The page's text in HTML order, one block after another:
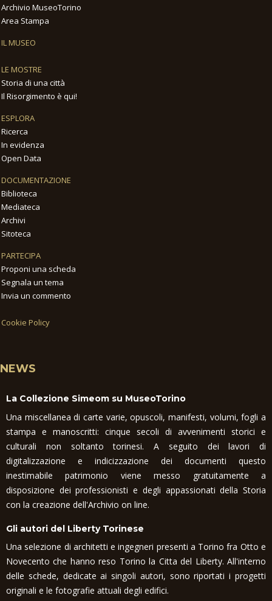
Archivio MuseoTorino
Area Stampa
IL MUSEO
LE MOSTRE
Storia di una città
Il Risorgimento è qui!
ESPLORA
Ricerca
In evidenza
Open Data
DOCUMENTAZIONE
Biblioteca
Mediateca
Archivi
Sitoteca
PARTECIPA
Proponi una scheda
Segnala un tema
Invia un commento
Cookie Policy
NEWS
La Collezione Simeom su MuseoTorino
Una miscellanea di carte varie, opuscoli, manifesti, volumi, fogli a
stampa e manoscritti: cinque secoli di avvenimenti storici e
culturali non soltanto torinesi. A seguito dei lavori di
digitalizzazione e indicizzazione dei documenti questo
inestimabile patrimonio viene messo gratuitamente a
disposizione dei professionisti e degli appassionati della Storia
con la creazione dell'Archivio on line.
Gli autori del Liberty Torinese
Una selezione di architetti e ingegneri presenti a Torino fra Otto e
Novecento che hanno reso Torino la Citta del Liberty. All'interno
delle schede, dedicate ai singoli autori, sono riportati i progetti
originali e le fotografie attuali degli edifici.